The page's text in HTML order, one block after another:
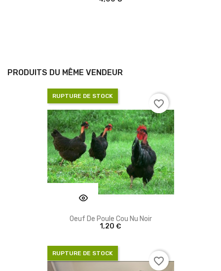
PRODUITS DU MÊME VENDEUR
Oeuf De Poule Cou Nu Noir
1,20 €
RUPTURE DE STOCK
favorite_border
RUPTURE DE STOCK
favorite_border